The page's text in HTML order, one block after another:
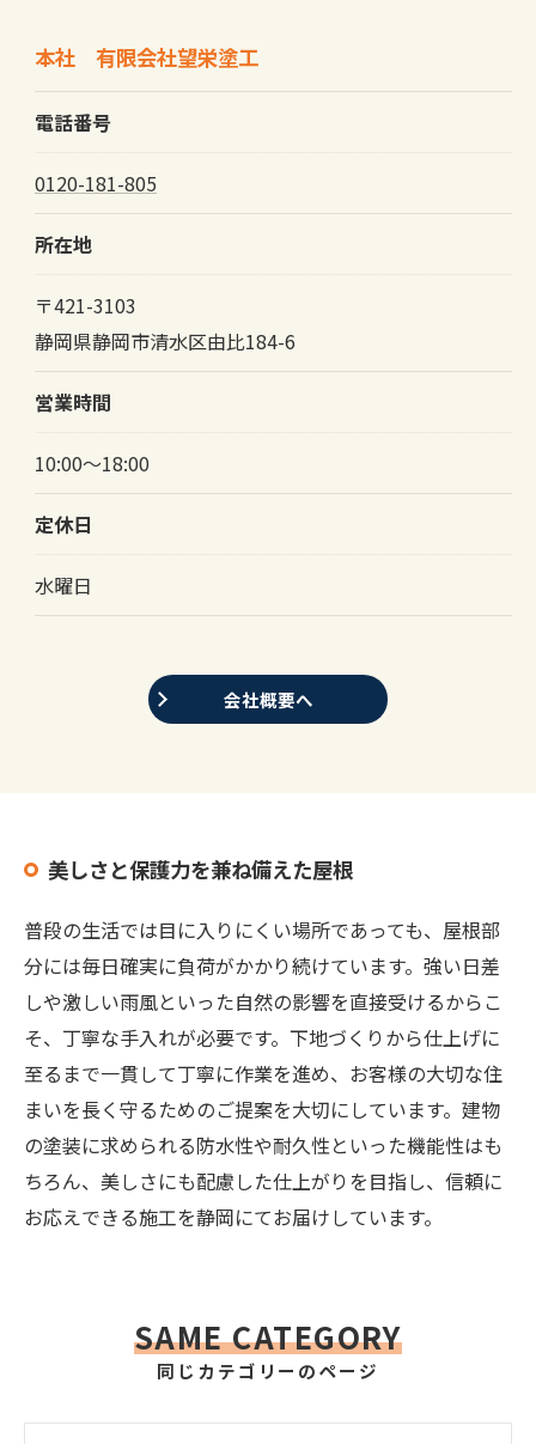
本社 有限会社望栄塗工
電話番号
0120-181-805
所在地
〒421-3103
静岡県静岡市清水区由比184-6
営業時間
10:00～18:00
定休日
水曜日
会社概要へ
美しさと保護力を兼ね備えた屋根
普段の生活では目に入りにくい場所であっても、屋根部
分には毎日確実に負荷がかかり続けています。強い日差
しや激しい雨風といった自然の影響を直接受けるからこ
そ、丁寧な手入れが必要です。下地づくりから仕上げに
至るまで一貫して丁寧に作業を進め、お客様の大切な住
まいを長く守るためのご提案を大切にしています。建物
の塗装に求められる防水性や耐久性といった機能性はも
ちろん、美しさにも配慮した仕上がりを目指し、信頼に
お応えできる施工を静岡にてお届けしています。
同じカテゴリーのページ
SAME CATEGORY